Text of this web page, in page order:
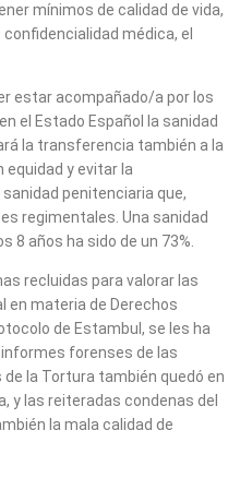
mínimos de calidad de vida,
médica, el
estar acompañado/a por los
el Estado Español la sanidad
la transferencia también a la
equidad y evitar la
penitenciaria que,
regimentales. Una sanidad
8 años ha sido de un 73%.
recluidas para valorar las
en materia de Derechos
de Estambul, se les ha
forenses de las
la Tortura también quedó en
y las reiteradas condenas del
la mala calidad de